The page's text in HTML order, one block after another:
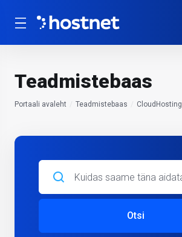
Teadmistebaas
Portaali avaleht Teadmistebaas CloudHosting
Otsi